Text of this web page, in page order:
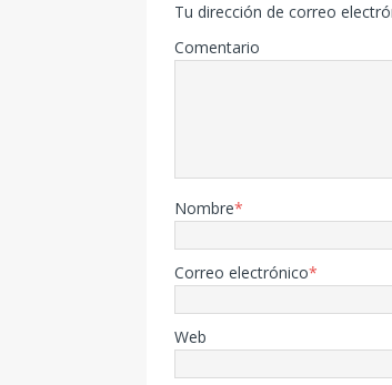
Tu dirección de correo
Comentario
Nombre*
Correo electrónico*
Web